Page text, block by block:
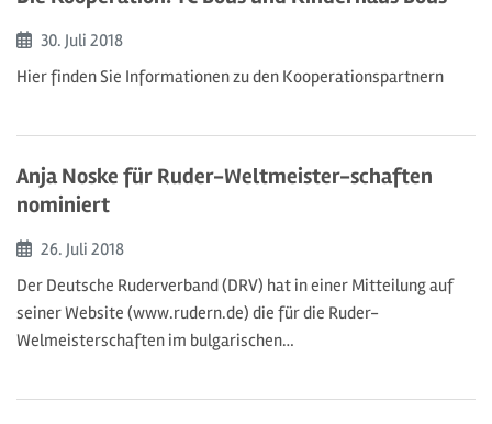
Beginn:
30. Juli 2018
Hier finden Sie Informationen zu den Kooperationspartnern
Anja Noske für Ruder-Weltmeister-schaften
nominiert
Beginn:
26. Juli 2018
Der Deutsche Ruderverband (DRV) hat in einer Mitteilung auf
seiner Website (www.rudern.de) die für die Ruder-
Welmeisterschaften im bulgarischen…